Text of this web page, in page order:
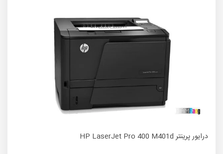
درایور پرینتر HP LaserJet Pro 400 M401d